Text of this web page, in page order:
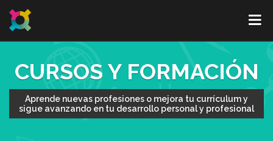
CURSOS Y FORMACIÓN
Aprende nuevas profesiones o mejora tu currículum y
sigue avanzando en tu desarrollo personal y profesional